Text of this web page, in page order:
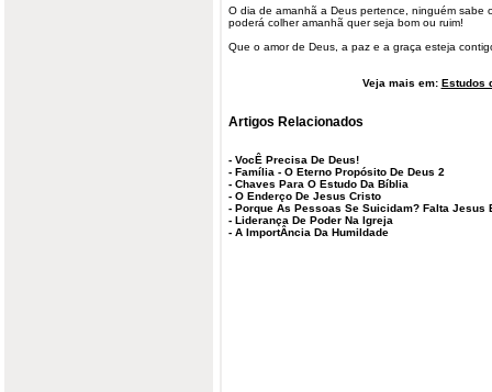
O dia de amanhã a Deus pertence, ninguém sabe
poderá colher amanhã quer seja bom ou ruim!
Que o amor de Deus, a paz e a graça esteja
Veja mais em: Estudos
Artigos Relacionados
- VocÊ Precisa De Deus!
- Família - O Eterno Propósito De Deus 2
- Chaves Para O Estudo Da Bíblia
- O Enderço De Jesus Cristo
- Porque As Pessoas Se Suicidam? Falta Jesus
- Liderança De Poder Na Igreja
- A ImportÂncia Da Humildade